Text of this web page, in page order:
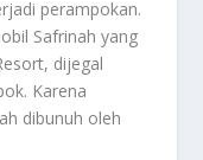
perampokan.
Safrinah yang
dijegal
Karena
dibunuh oleh